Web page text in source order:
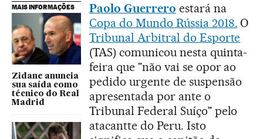
MAIS INFORMAÇÕES
Zidane anuncia
sua saída como
técnico do Real
Madrid
Paolo Guerrero estará na
Copa do Mundo Rússia 2018. O
Tribunal Arbitral do Esporte
(TAS) comunicou nesta quinta-
feira que "não vai se opor ao
pedido urgente de suspensão
apresentada por ante o
Tribunal Federal Suíço" pelo
atacantte do Peru. Isto